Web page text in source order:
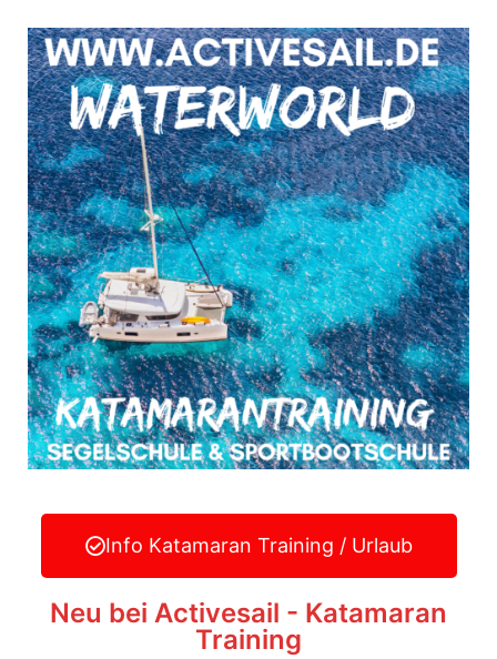
Info Katamaran Training / Urlaub
Neu bei Activesail - Katamaran
Training